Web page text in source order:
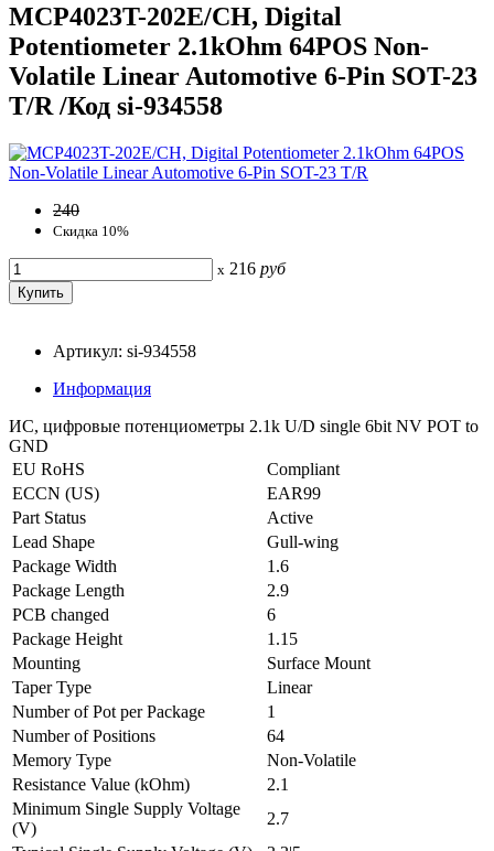
MCP4023T-202E/CH, Digital
Potentiometer 2.1kOhm 64POS Non-
Volatile Linear Automotive 6-Pin SOT-23
T/R /Код si-934558
240
Скидка 10%
x 216 руб
Артикул: si-934558
Информация
ИС, цифровые потенциометры 2.1k U/D single 6bit NV POT to
GND
EU RoHS
Compliant
ECCN (US)
EAR99
Part Status
Active
Lead Shape
Gull-wing
Package Width
1.6
Package Length
2.9
PCB changed
6
Package Height
1.15
Mounting
Surface Mount
Taper Type
Linear
Number of Pot per Package
1
Number of Positions
64
Memory Type
Non-Volatile
Resistance Value (kOhm)
2.1
Minimum Single Supply Voltage
(V)
2.7